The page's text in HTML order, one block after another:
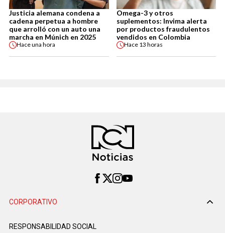
Justicia alemana condena a
cadena perpetua a hombre
que arrolló con un auto una
marcha en Múnich en 2025
Haceuna hora
Omega-3 y otros
suplementos: Invima alerta
por productos fraudulentos
vendidos en Colombia
Hace 13 horas
CORPORATIVO
RESPONSABILIDAD SOCIAL